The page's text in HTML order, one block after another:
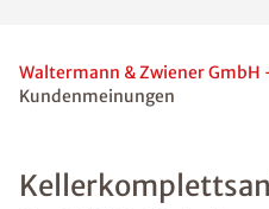
Waltermann & Zwiener GmbH
Kundenmeinungen